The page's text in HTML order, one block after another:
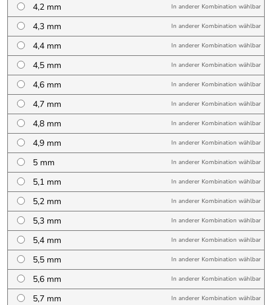
4,2 mm In anderer Kombination wählbar
4,3 mm In anderer Kombination wählbar
4,4 mm In anderer Kombination wählbar
4,5 mm In anderer Kombination wählbar
4,6 mm In anderer Kombination wählbar
4,7 mm In anderer Kombination wählbar
4,8 mm In anderer Kombination wählbar
4,9 mm In anderer Kombination wählbar
5 mm In anderer Kombination wählbar
5,1 mm In anderer Kombination wählbar
5,2 mm In anderer Kombination wählbar
5,3 mm In anderer Kombination wählbar
5,4 mm In anderer Kombination wählbar
5,5 mm In anderer Kombination wählbar
5,6 mm In anderer Kombination wählbar
5,7 mm In anderer Kombination wählbar